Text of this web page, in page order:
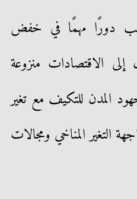
دورًا مهمًا في خفض
إلى الاقتصادات منزوعة
المدن للتكيف مع تغير
التغير المناخي ومجالات